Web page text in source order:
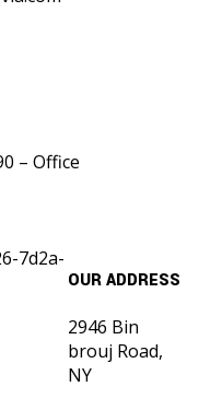
– Office
OUR ADDRESS
2946 Bin
brouj Road,
NY